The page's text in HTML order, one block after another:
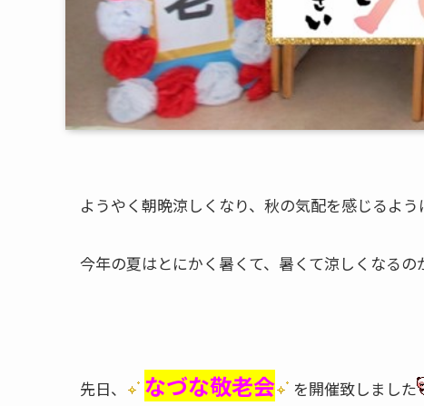
ようやく朝晩涼しくなり、秋の気配を感じるよ
今年の夏はとにかく暑くて、暑くて涼しくなる
先日、 なづな敬老会 を開催致しました